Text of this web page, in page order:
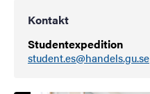
Kontakt
Studentexpedition
student.es@handels.gu.se